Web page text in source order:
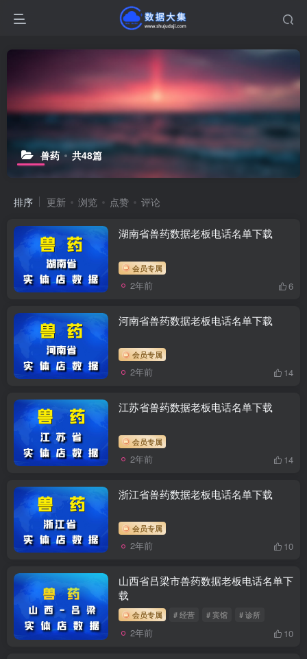
兽药 共48篇
排序 更新 浏览 点赞 评论
湖南省兽药数据老板电话名单下载
会员专属
2年前 6
河南省兽药数据老板电话名单下载
会员专属
2年前 14
江苏省兽药数据老板电话名单下载
会员专属
2年前 14
浙江省兽药数据老板电话名单下载
会员专属
2年前 10
山西省吕梁市兽药数据老板电话名单下
载
会员专属 # 经营 # 宾馆 # 诊所
2年前 10